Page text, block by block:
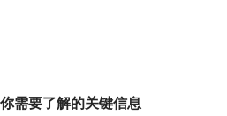
需要了解的关键信息